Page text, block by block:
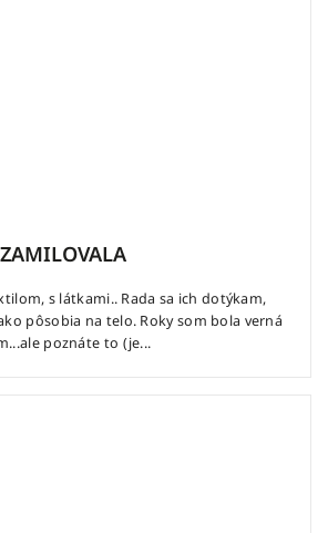
s látkami.. Rada sa ich dotýkam,
pôsobia na telo. Roky som bola verná
poznáte to (je...